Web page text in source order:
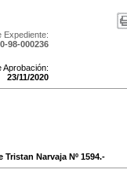
Expediente:
98-000236
Aprobación:
23/11/2020
Tristan Narvaja Nº 1594.-